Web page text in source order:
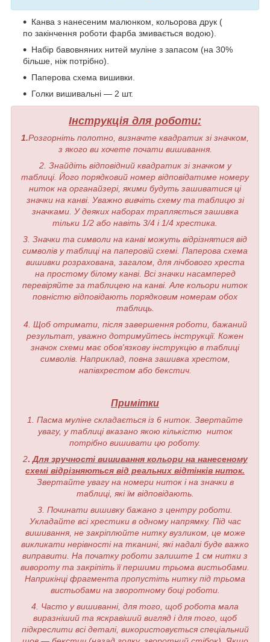
Канва з нанесеним малюнком, кольорова друк (
по закінчення роботи фарба змивається водою).
Набір бавовняних нитей муліне з запасом (на 30%
більше, ніж потрібно).
Паперова схема вишивки.
Голки вишивальні — 2 шт.
Інструкція для роботи:
1.Розгорніть полотно, визначте квадратик зі значком,
з якого ви хочете почати вишивання.
2. Знайдіть відповідний квадратик зі значком у
таблиці. Його порядковий номер відповідатиме номеру
ниток на органайзері, якими будуть зашиватися ці
значки на канві. Уважно вивчіть схему та таблицю зі
значками. У деяких наборах трапляється зашивка
тільки 1/2 або навіть 3/4 і 1/4 хрестика.
3. Значки та символи на канві можуть відрізнятися від
символів у таблиці на паперовій схемі. Паперова схема
вишивки розрахована, загалом, для лічбового хреста
на простому білому канві. Всі значки насамперед
перевіряйте за таблицею на канві. Але кольори ниток
повністю відповідають порядковим номерам обох
таблиць.
4. Щоб отримати, після завершення роботи, бажаний
результат, уважно дотримуйтесь інструкції. Кожен
значок схеми має обов'язкову інструкцію в таблиці
символів. Наприклад, повна зашивка хрестом,
напівхрестом або бекстич.
Примітки
1. Пасма муліне складається із 6 ниток. Звертайте
увагу, у таблиці вказано якою кількістю ниток
потрібно вишивати цю роботу.
2. Для зручності вишивання кольори на нанесеному
схемі відрізняються від реальних відтінків ниток.
Звертайте увагу на номери ниток і на значки в
таблиці, які їм відповідають.
3. Починати вишивку бажано з центру роботи.
Укладайте всі хрестики в одному напрямку. Під час
вишивання, не закріплюйте нитку вузликом, це може
викликати нерівності на тканині, які надалі буде важко
виправити. На початку роботи залиште 1 см нитки з
вивороту та закріпіть її першими трьома вистьобами.
Наприкінці фрагмента пропустіть нитку під трьома
вистьобами на зворотному боці роботи.
4. Часто у вишиванні, для того, щоб робота мала
виразніший та яскравіший вигляд і для того, щоб
підкреслити всі деталі, використовується спеціальний